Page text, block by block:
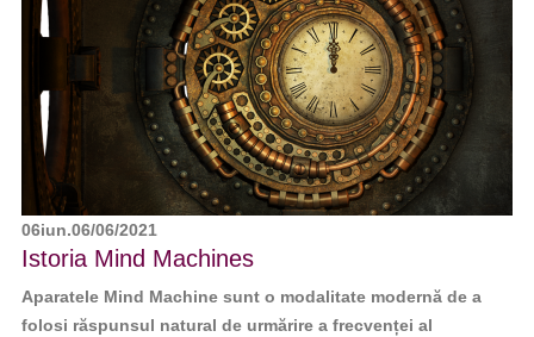
06iun.06/06/2021
Istoria Mind Machines
Aparatele Mind Machine sunt o modalitate modernă de a
folosi răspunsul natural de urmărire a frecvenței al